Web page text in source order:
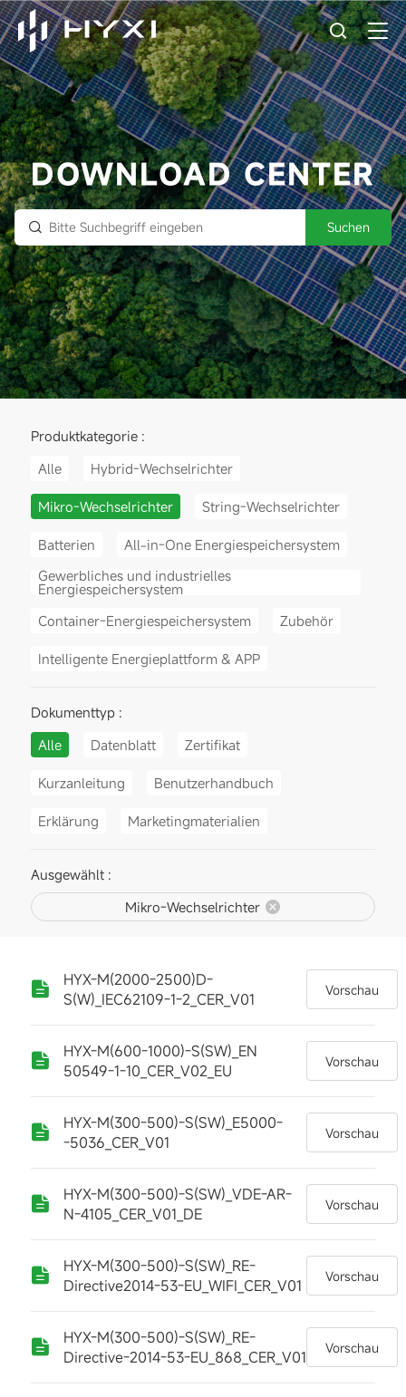
DOWNLOAD CENTER
Suchen
Produktkategorie :
Alle
Hybrid-Wechselrichter
Mikro-Wechselrichter String-Wechselrichter
Batterien
All-in-One Energiespeichersystem
Gewerbliches und industrielles
Energiespeichersystem
Container-Energiespeichersystem
Zubehör
Intelligente Energieplattform & APP
Dokumenttyp :
Alle
Datenblatt Zertifikat
Kurzanleitung Benutzerhandbuch
Erklärung Marketingmaterialien
Ausgewählt :
Mikro-Wechselrichter
HYX-M(2000-2500)D-
S(W)_IEC62109-1-2_CER_V01
Vorschau
HYX-M(600-1000)-S(SW)_EN
50549-1-10_CER_V02_EU
Vorschau
HYX-M(300-500)-S(SW)_E5000-
-5036_CER_V01
Vorschau
HYX-M(300-500)-S(SW)_VDE-AR-
N-4105_CER_V01_DE
Vorschau
HYX-M(300-500)-S(SW)_RE-
Directive2014-53-EU_WIFI_CER_V01
Vorschau
HYX-M(300-500)-S(SW)_RE-
Directive-2014-53-EU_868_CER_V01
Vorschau